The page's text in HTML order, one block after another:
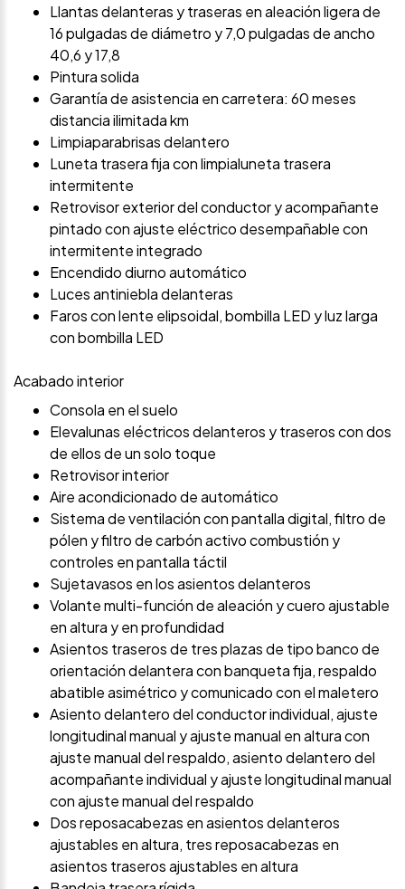
Llantas delanteras y traseras en aleación ligera de
16 pulgadas de diámetro y 7,0 pulgadas de ancho
40,6 y 17,8
Pintura solida
Garantía de asistencia en carretera: 60 meses
distancia ilimitada km
Limpiaparabrisas delantero
Luneta trasera fija con limpialuneta trasera
intermitente
Retrovisor exterior del conductor y acompañante
pintado con ajuste eléctrico desempañable con
intermitente integrado
Encendido diurno automático
Luces antiniebla delanteras
Faros con lente elipsoidal, bombilla LED y luz larga
con bombilla LED
Acabado interior
Consola en el suelo
Elevalunas eléctricos delanteros y traseros con dos
de ellos de un solo toque
Retrovisor interior
Aire acondicionado de automático
Sistema de ventilación con pantalla digital, filtro de
pólen y filtro de carbón activo combustión y
controles en pantalla táctil
Sujetavasos en los asientos delanteros
Volante multi-función de aleación y cuero ajustable
en altura y en profundidad
Asientos traseros de tres plazas de tipo banco de
orientación delantera con banqueta fija, respaldo
abatible asimétrico y comunicado con el maletero
Asiento delantero del conductor individual, ajuste
longitudinal manual y ajuste manual en altura con
ajuste manual del respaldo, asiento delantero del
acompañante individual y ajuste longitudinal manual
con ajuste manual del respaldo
Dos reposacabezas en asientos delanteros
ajustables en altura, tres reposacabezas en
asientos traseros ajustables en altura